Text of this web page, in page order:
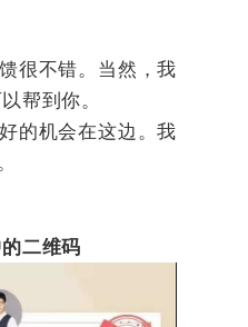
很不错。当然，我
帮到你。
的机会在这边。我
二维码